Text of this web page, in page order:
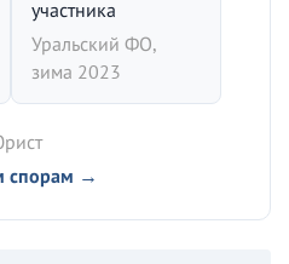
участника
Уральский ФО,
зима 2023
спорам →